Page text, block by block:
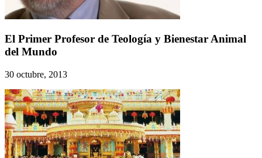
El Primer Profesor de Teología y Bienestar Animal
del Mundo
30 octubre, 2013